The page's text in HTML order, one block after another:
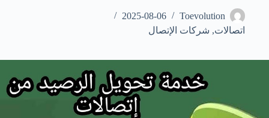
Toevolution
2025-08-06
اتصالات, شركات الإتصال